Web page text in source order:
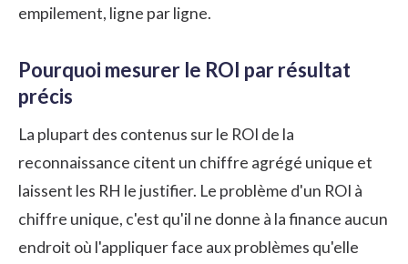
empilement, ligne par ligne.
Pourquoi mesurer le ROI par résultat
précis
La plupart des contenus sur le ROI de la
reconnaissance citent un chiffre agrégé unique et
laissent les RH le justifier. Le problème d'un ROI à
chiffre unique, c'est qu'il ne donne à la finance aucun
endroit où l'appliquer face aux problèmes qu'elle